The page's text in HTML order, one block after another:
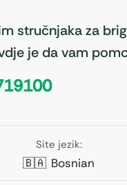
stručnjaka za
je da vam
Site jezik:
🇧🇦 Bosnian